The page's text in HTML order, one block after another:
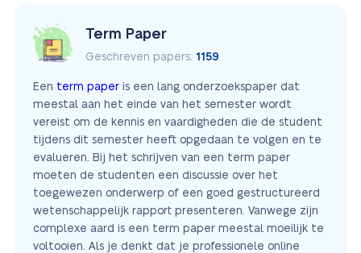
Term Paper
Geschreven papers: 1159
Een term paper is een lang onderzoekspaper dat
meestal aan het einde van het semester wordt
vereist om de kennis en vaardigheden die de student
tijdens dit semester heeft opgedaan te volgen en te
evalueren. Bij het schrijven van een term paper
moeten de studenten een discussie over het
toegewezen onderwerp of een goed gestructureerd
wetenschappelijk rapport presenteren. Vanwege zijn
complexe aard is een term paper meestal moeilijk te
voltooien. Als je denkt dat je professionele online